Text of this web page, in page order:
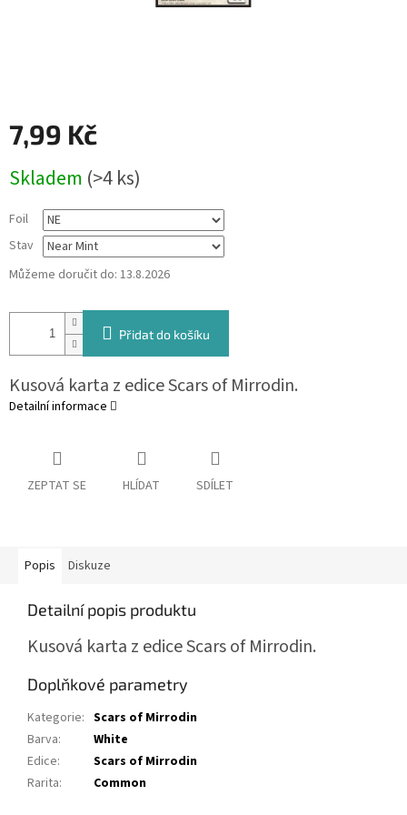
7,99 Kč
cena:
Skladem (>4 ks)
Foil
Stav
Můžeme doručit do: 13.8.2026
Přidat do košíku
Kusová karta z edice Scars of Mirrodin.
Detailní informace
ZEPTAT SE HLÍDAT SDÍLET
Popis Diskuze
Detailní popis produktu
Kusová karta z edice Scars of Mirrodin.
Doplňkové parametry
Kategorie: Scars of Mirrodin
Barva:
White
Edice:
Scars of Mirrodin
Rarita: Common